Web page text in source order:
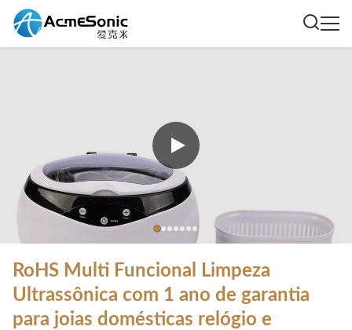
RoHS Multi Funcional Limpeza
Ultrassônica com 1 ano de garantia
para joias domésticas relógio e